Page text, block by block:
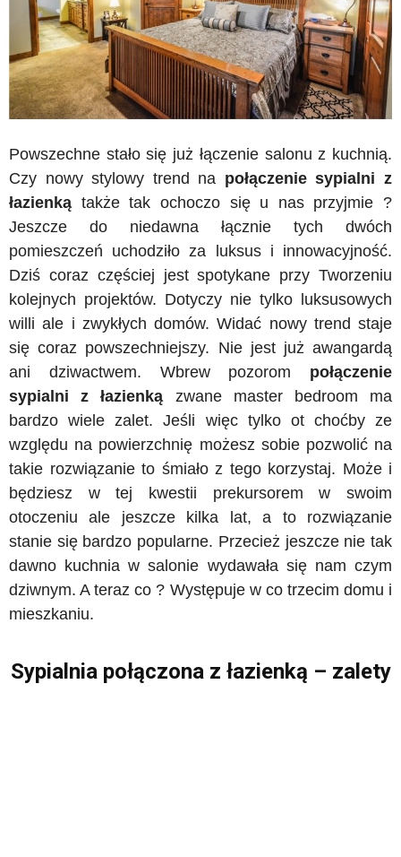
Powszechne stało się już łączenie salonu z kuchnią.
Czy nowy stylowy trend na połączenie sypialni z
łazienką także tak ochoczo się u nas przyjmie ?
Jeszcze do niedawna łącznie tych dwóch
pomieszczeń uchodziło za luksus i innowacyjność.
Dziś coraz częściej jest spotykane przy Tworzeniu
kolejnych projektów. Dotyczy nie tylko luksusowych
willi ale i zwykłych domów. Widać nowy trend staje
się coraz powszechniejszy. Nie jest już awangardą
ani dziwactwem. Wbrew pozorom połączenie
sypialni z łazienką zwane master bedroom ma
bardzo wiele zalet. Jeśli więc tylko ot choćby ze
względu na powierzchnię możesz sobie pozwolić na
takie rozwiązanie to śmiało z tego korzystaj. Może i
będziesz w tej kwestii prekursorem w swoim
otoczeniu ale jeszcze kilka lat, a to rozwiązanie
stanie się bardzo popularne. Przecież jeszcze nie tak
dawno kuchnia w salonie wydawała się nam czym
dziwnym. A teraz co ? Występuje w co trzecim domu i
mieszkaniu.
Sypialnia połączona z łazienką – zalety